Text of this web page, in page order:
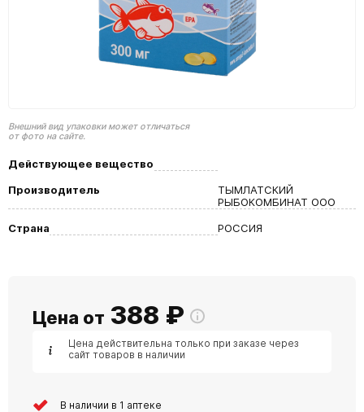
Внешний вид упаковки может отличаться
от фото на сайте.
Действующее вещество
Производитель
ТЫМЛАТСКИЙ
РЫБОКОМБИНАТ ООО
Страна
РОССИЯ
Цена от 388 ₽
Цена действительна только при заказе через
сайт товаров в наличии
В наличии в 1 аптеке